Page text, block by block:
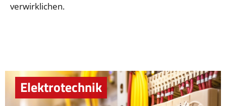
verwirklichen.
Elektrotechnik